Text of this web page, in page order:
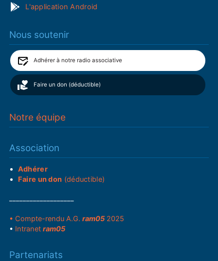
L'application Android
Nous soutenir
Adhérer à notre radio associative
Faire un don (déductible)
Notre équipe
Association
Adhérer
Faire un don (déductible)
• Compte-rendu A.G.ram05 2025
• Intranetram05
Partenariats